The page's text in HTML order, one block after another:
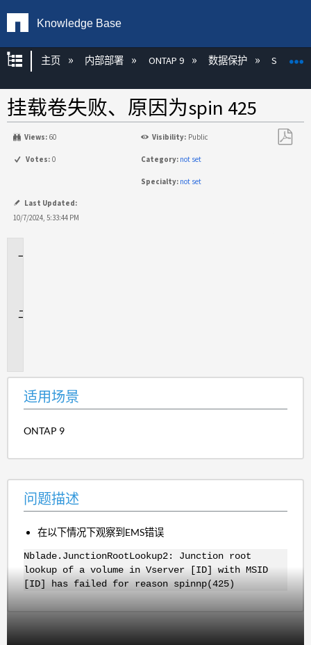
Knowledge Base
扩展/隐缩全局层次
主页 内部部署 ONTAP 9 数据保护
挂载卷失败、原因为spin 425
Views: 60 Visibility: Public
Votes: 0 Category: not set
Specialty: not set
Last Updated:
10/7/2024, 5:33:44 PM
适用场景
ONTAP 9
问题描述
在以下情况下观察到EMS错误
Nblade.JunctionRootLookup2: Junction root
lookup of a volume in Vserver [ID] with MSID
[ID] has failed for reason spinnp(425)